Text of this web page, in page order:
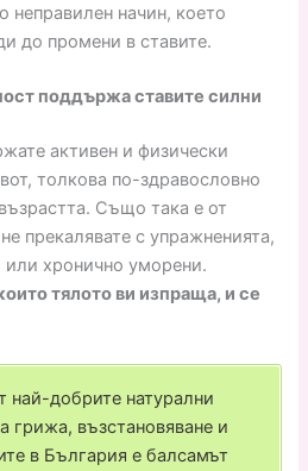
неправилен начин, което
до промени в ставите.
поддържа ставите силни
активен и физически
толкова по-здравословно
Също така е от
прекалявате с упражненията,
или хронично уморени.
тялото ви изпраща, и се
най-добрите натурални
грижа, възстановяване и
в България е балсамът